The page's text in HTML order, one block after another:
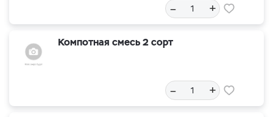
– +
Компотная смесь 2 сорт
– +